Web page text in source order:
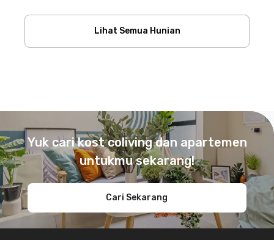
Lihat Semua Hunian
Yuk cari kost coliving dan apartemen
untukmu sekarang!
Cari Sekarang